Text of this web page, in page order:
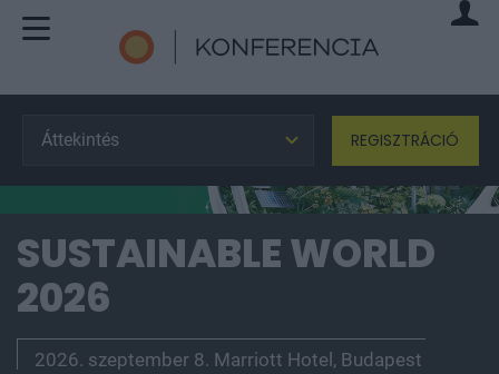
Áttekintés REGISZTRÁCIÓ
SUSTAINABLE WORLD
2026
2026. szeptember 8. Marriott Hotel, Budapest